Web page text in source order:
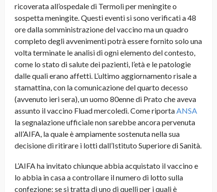
ricoverata all’ospedale di Termoli per meningite o
sospetta meningite. Questi eventi si sono verificati a 48
ore dalla somministrazione del vaccino ma un quadro
completo degli avvenimenti potrà essere fornito solo una
volta terminate le analisi di ogni elemento del contesto,
come lo stato di salute dei pazienti, l’età e le patologie
dalle quali erano affetti. L’ultimo aggiornamento risale a
stamattina, con la comunicazione del quarto decesso
(avvenuto ieri sera), un uomo 80enne di Prato che aveva
assunto il vaccino Fluad mercoledì. Come riportaANSA
la segnalazione ufficiale non sarebbe ancora pervenuta
all’AIFA, la quale è ampiamente sostenuta nella sua
decisione di ritirare i lotti dall’Istituto Superiore di Sanità.
L’AIFA ha invitato chiunque abbia acquistato il vaccino e
lo abbia in casa a controllare il numero di lotto sulla
confezione: se si tratta di uno di quelli per i quali è